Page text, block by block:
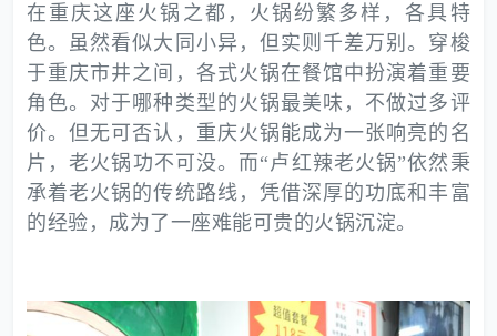
在重庆这座火锅之都，火锅纷繁多样，各具特
色。虽然看似大同小异，但实则千差万别。穿梭
于重庆市井之间，各式火锅在餐馆中扮演着重要
角色。对于哪种类型的火锅最美味，不做过多评
价。但无可否认，重庆火锅能成为一张响亮的名
片，老火锅功不可没。而“卢红辣老火锅”依然秉
承着老火锅的传统路线，凭借深厚的功底和丰富
的经验，成为了一座难能可贵的火锅沉淀。